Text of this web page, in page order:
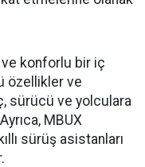
ve konforlu bir iç
özellikler ve
sürücü ve yolculara
MBUX
sürüş asistanları